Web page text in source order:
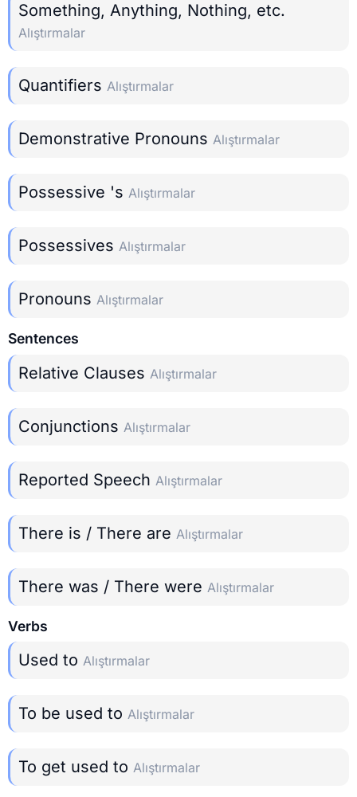
Something, Anything, Nothing, etc.
Alıştırmalar
Quantifiers Alıştırmalar
Demonstrative Pronouns Alıştırmalar
Possessive 's Alıştırmalar
Possessives Alıştırmalar
Pronouns Alıştırmalar
Sentences
Relative Clauses Alıştırmalar
Conjunctions Alıştırmalar
Reported Speech Alıştırmalar
There is / There are Alıştırmalar
There was / There were Alıştırmalar
Verbs
Used to Alıştırmalar
To be used to Alıştırmalar
To get used to Alıştırmalar